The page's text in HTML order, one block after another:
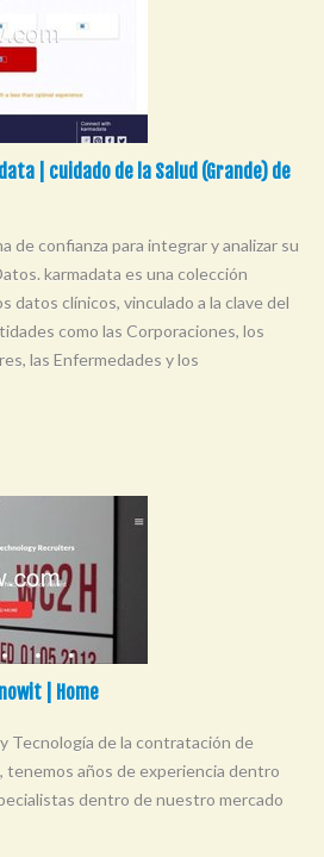
| cuidado de la Salud (Grande) de
de confianza para integrar y analizar su
karmadata es una colección
datos clínicos, vinculado a la clave del
como las Corporaciones, los
las Enfermedades y los
| Home
Tecnología de la contratación de
años de experiencia dentro
dentro de nuestro mercado